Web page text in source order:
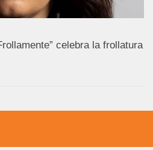
celebra la frollatura